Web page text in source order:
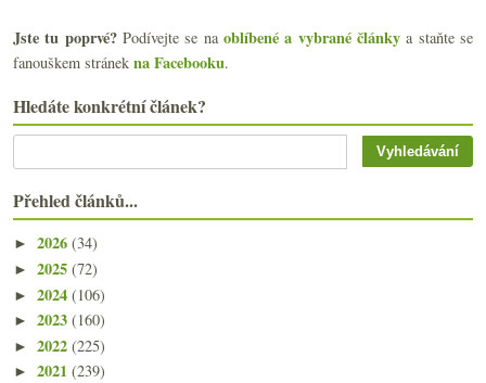
Jste tu poprvé?Podívejte se naoblíbené a vybrané články a staňte se
fanouškem stránek na Facebooku.
Hledáte konkrétní článek?
Přehled článků...
► 2026 (34)
► 2025 (72)
► 2024 (106)
► 2023 (160)
► 2022 (225)
► 2021 (239)